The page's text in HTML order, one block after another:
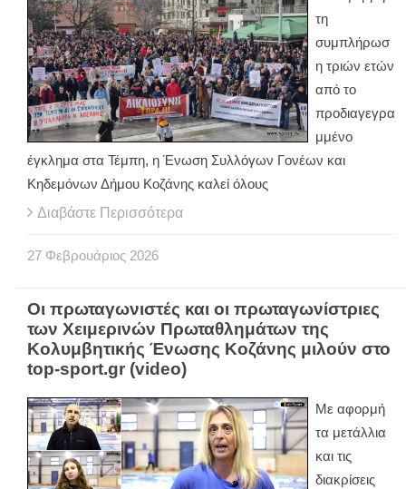
τη
συμπλήρωσ
η τριών ετών
από το
προδιαγεγρα
μμένο
έγκλημα στα Τέμπη, η Ένωση Συλλόγων Γονέων και
Κηδεμόνων Δήμου Κοζάνης καλεί όλους
Διαβάστε Περισσότερα
27 Φεβρουάριος 2026
Οι πρωταγωνιστές και οι πρωταγωνίστριες
των Χειμερινών Πρωταθλημάτων της
Κολυμβητικής Ένωσης Κοζάνης μιλούν στο
top-sport.gr (video)
Με αφορμή
τα μετάλλια
και τις
διακρίσεις